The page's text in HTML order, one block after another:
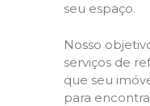
seu espaço.
Nosso
serviços de
que seu
para